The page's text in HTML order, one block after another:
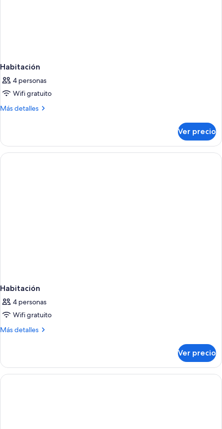
Habitación
4 personas
Wifi gratuito
Más detalles
Más
Ver precio
Habitación
4 personas
Wifi gratuito
Más detalles
Más
Ver precio